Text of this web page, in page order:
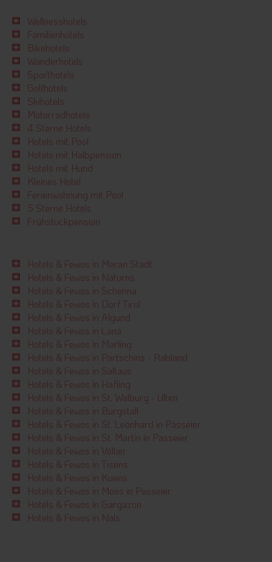
Wellnesshotels
Familienhotels
Bikehotels
Wanderhotels
Sporthotels
Golfhotels
Skihotels
Motorradhotels
4 Sterne Hotels
Hotels mit Pool
Hotels mit Halbpension
Hotels mit Hund
Kleines Hotel
Ferienwohnung mit Pool
5 Sterne Hotels
Frühstückpension
Hotels & Fewos in Meran Stadt
Hotels & Fewos in Naturns
Hotels & Fewos in Schenna
Hotels & Fewos in Dorf Tirol
Hotels & Fewos in Algund
Hotels & Fewos in Lana
Hotels & Fewos in Marling
Hotels & Fewos in Partschins - Rabland
Hotels & Fewos in Saltaus
Hotels & Fewos in Hafling
Hotels & Fewos in St. Walburg - Ulten
Hotels & Fewos in Burgstall
Hotels & Fewos in St. Leonhard in Passeier
Hotels & Fewos in St. Martin in Passeier
Hotels & Fewos in Völlan
Hotels & Fewos in Tisens
Hotels & Fewos in Kuens
Hotels & Fewos in Moos in Passeier
Hotels & Fewos in Gargazon
Hotels & Fewos in Nals